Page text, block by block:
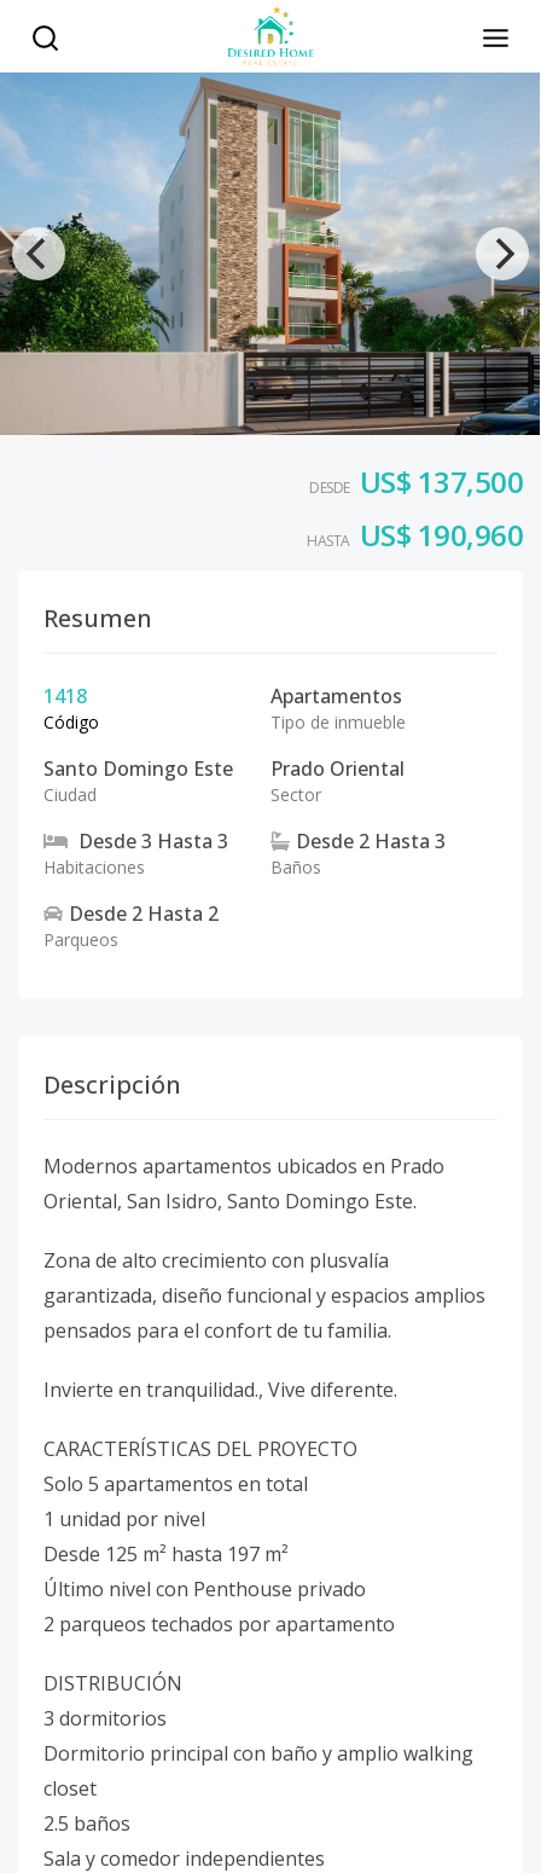
DESDE US$ 137,500
HASTA US$ 190,960
Resumen
1418
Código
Apartamentos
Tipo de inmueble
Santo Domingo Este
Ciudad
Prado Oriental
Sector
Desde3 Hasta 3
Habitaciones
Desde 2 Hasta 3
Baños
Desde 2 Hasta 2
Parqueos
Descripción
Modernos apartamentos ubicados en Prado
Oriental, San Isidro, Santo Domingo Este.
Zona de alto crecimiento con plusvalía
garantizada, diseño funcional y espacios amplios
pensados para el confort de tu familia.
Invierte en tranquilidad., Vive diferente.
CARACTERÍSTICAS DEL PROYECTO
Solo 5 apartamentos en total
1 unidad por nivel
Desde 125 m² hasta 197 m²
Último nivel con Penthouse privado
2 parqueos techados por apartamento
DISTRIBUCIÓN
3 dormitorios
Dormitorio principal con baño y amplio walking
closet
2.5 baños
Sala y comedor independientes